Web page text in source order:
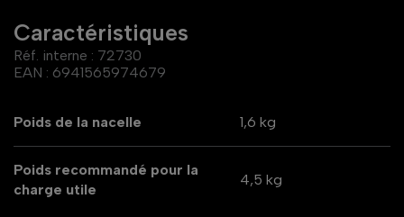
Caractéristiques
Réf. interne : 72730
EAN : 6941565974679
Poids de la nacelle 1,6 kg
Poids recommandé pour la
charge utile
4,5 kg